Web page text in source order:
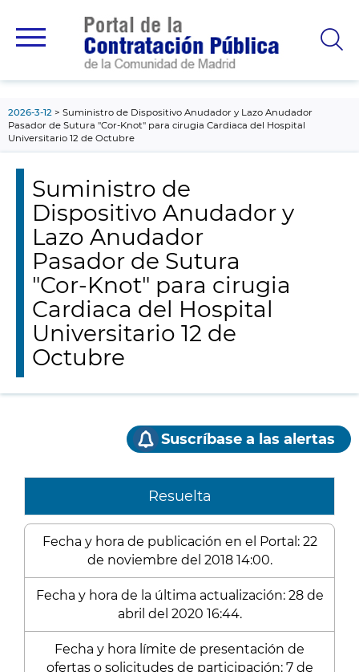
principal
2026-3-12
Suministro de Dispositivo Anudador y Lazo Anudador
Pasador de Sutura "Cor-Knot" para cirugia Cardiaca del Hospital
Universitario 12 de Octubre
Suministro de
Dispositivo Anudador y
Lazo Anudador
Pasador de Sutura
"Cor-Knot" para cirugia
Cardiaca del Hospital
Universitario 12 de
Octubre
Suscríbase a las alertas
Resuelta
Fecha y hora de publicación en el Portal: 22
de noviembre del 2018 14:00.
Fecha y hora de la última actualización: 28 de
abril del 2020 16:44.
Fecha y hora límite de presentación de
ofertas o solicitudes de participación: 7 de